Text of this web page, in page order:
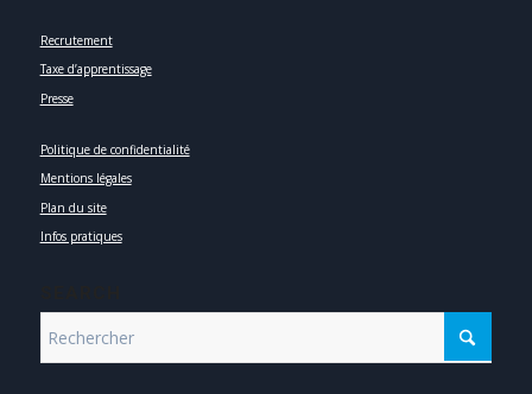
Recrutement
Taxe d’apprentissage
Presse
Politique de confidentialité
Mentions légales
Plan du site
Infos pratiques